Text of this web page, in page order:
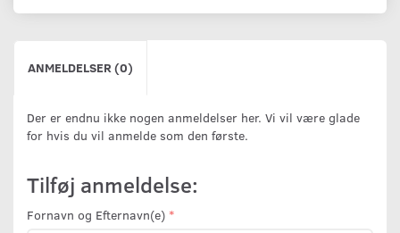
ANMELDELSER (0)
Der er endnu ikke nogen anmeldelser her. Vi vil være glade
for hvis du vil anmelde som den første.
Tilføj anmeldelse:
Fornavn og Efternavn(e)